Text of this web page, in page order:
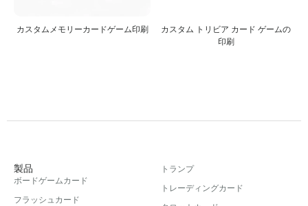
カスタムメモリーカードゲーム印刷
カスタム トリビア カード ゲームの
印刷
製品
ボードゲームカード
フラッシュカード
トランプ
トレーディングカード